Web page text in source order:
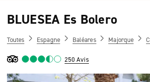
BLUESEA Es Bolero
Toutes Espagne Baléares Majorque
250 Avis